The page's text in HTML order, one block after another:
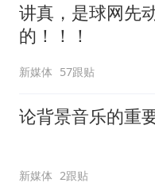
讲真，是球网先
的！！！
新媒体 57跟贴
论背景音乐的重
新媒体 2跟贴